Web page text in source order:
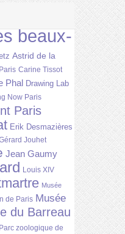
beaux-
Astrid de la
Carine Tissot
Phal Drawing Lab
Now Paris
Paris
Erik Desmazières
Jouhet
Jean Gaumy
Louis XIV
Musée
de Paris Musée
du Barreau
Parc zoologique de